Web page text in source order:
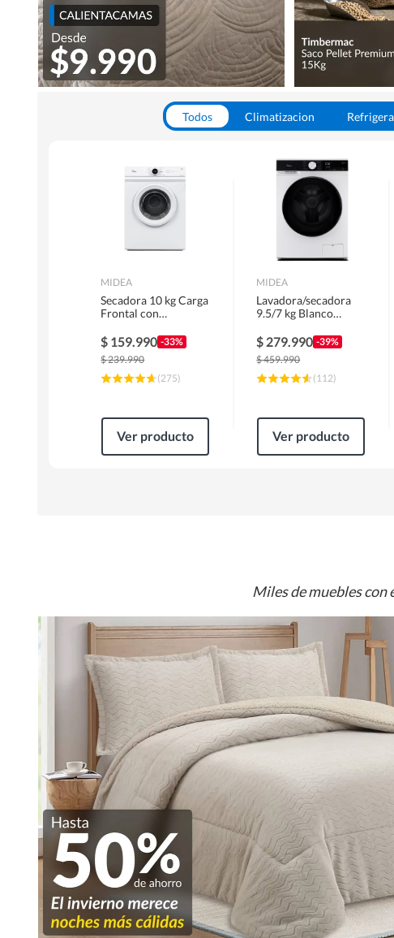
Todos Climatizacion
MIDEA
Secadora 10 kg Carga
Frontal con
MD100A100/W2
$ 159.990 -33%
$239.990
(275)
Ver producto
MIDEA
Lavadora/secadora
9.5/7 kg Blanco
$ 279.990 -39%
$459.990
(112)
Ver producto
Miles de muebles con